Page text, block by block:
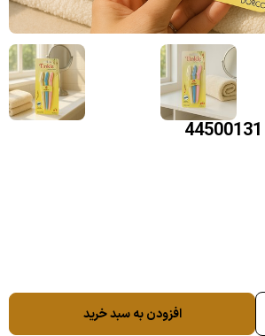
افزودن به سبد خرید